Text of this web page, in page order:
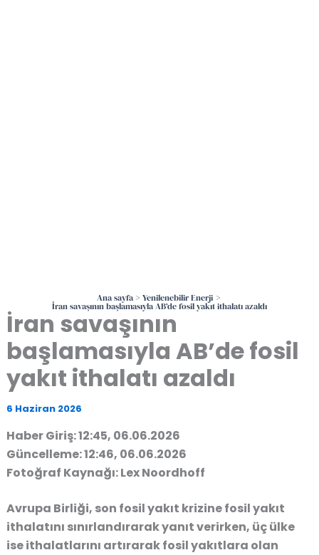
Ana sayfa Yenilenebilir Enerji
İran savaşının başlamasıyla AB’de fosil yakıt ithalatı azaldı
İran savaşının
başlamasıyla AB’de fosil
yakıt ithalatı azaldı
6 Haziran 2026
Haber Giriş: 12:45, 06.06.2026
Güncelleme: 12:46, 06.06.2026
Fotoğraf Kaynağı: Lex Noordhoff
Avrupa Birliği, son fosil yakıt krizine fosil yakıt
ithalatını sınırlandırarak yanıt verirken, üç ülke
ise ithalatlarını artırarak fosil yakıtlara olan